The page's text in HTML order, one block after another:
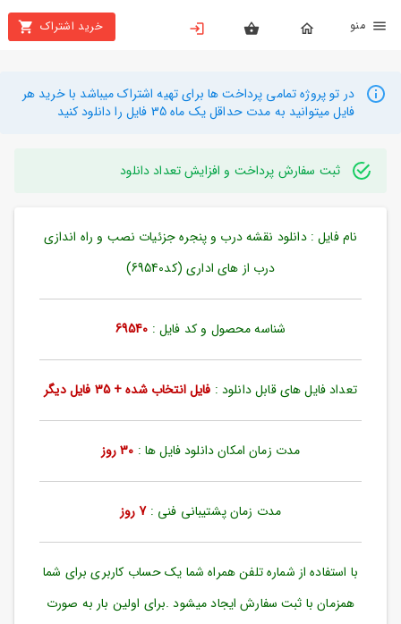
خرید اشتراک
بستن
محصولات
تهیه
راهنما
دانلود
ورود
به
بازیابی
رمز
در تو پروژه تمامی پرداخت ها برای تهیه اشتراک میباشد با خرید هر
فایل میتوانید به مدت حداقل یک ماه 35 فایل را دانلود کنید
ثبت سفارش پرداخت و افزایش تعداد دانلود
نام فایل : دانلود نقشه درب و پنجره جزئیات نصب و راه اندازی
درب از های اداری (کد69540)
شناسه محصول و کد فایل : 69540
تعداد فایل های قابل دانلود : فایل انتخاب شده + 35 فایل دیگر
مدت زمان امکان دانلود فایل ها : 30 روز
مدت زمان پشتیبانی فنی :7 روز
با استفاده از شماره تلفن همراه شما یک حساب کاربری برای شما
همزمان با ثبت سفارش ایجاد میشود .برای اولین بار به صورت